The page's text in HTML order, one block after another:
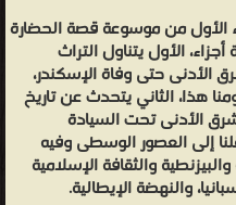
الأول من موسوعة قصة الحضارة
الأول يتناول التراث
الأدنى حتى وفاة الإسكندر،
هذا، الثاني يتحدث عن تاريخ
الأدنى تحت السيادة
إلى العصور الوسطى وفيه
والثقافة الإسلامية
والنهضة الإيطالية.